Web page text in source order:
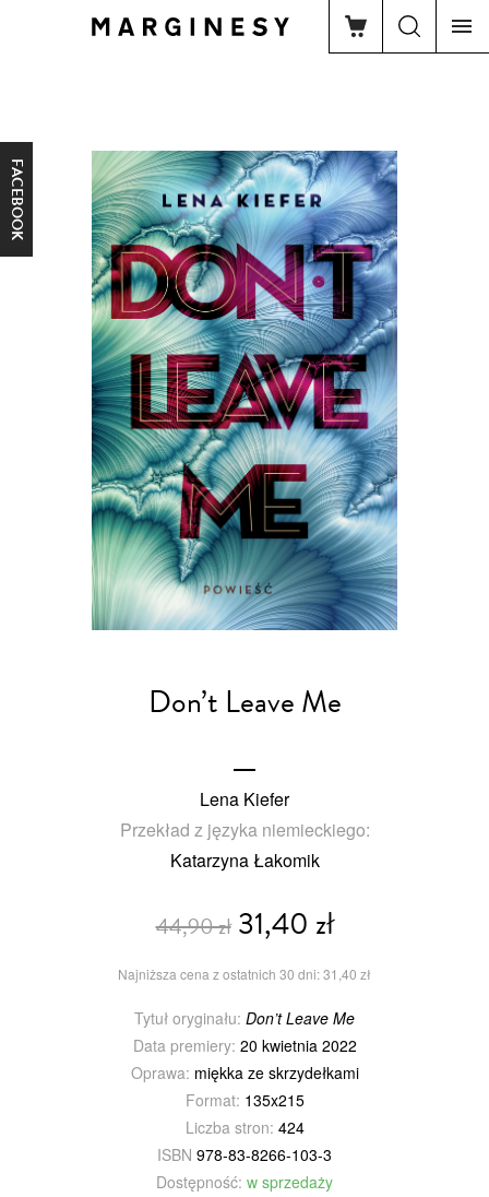
FACEBOOK
Don’t Leave Me
Lena Kiefer
Przekład z języka niemieckiego:
Katarzyna Łakomik
44,90 zł31,40 zł
Najniższa cena z ostatnich 30 dni: 31,40 zł
Tytuł oryginału: Don’t Leave Me
Data premiery: 20 kwietnia 2022
Oprawa: miękka ze skrzydełkami
Format: 135x215
Liczba stron: 424
ISBN 978-83-8266-103-3
Dostępność: w sprzedaży